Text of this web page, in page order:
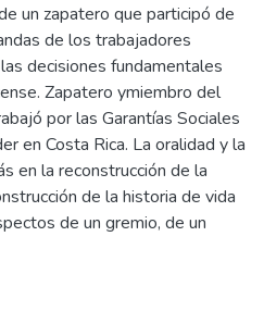
un zapatero que participó de
de los trabajadores
decisiones fundamentales
Zapatero ymiembro del
por las Garantías Sociales
en Costa Rica. La oralidad y la
en la reconstrucción de la
de la historia de vida
de un gremio, de un